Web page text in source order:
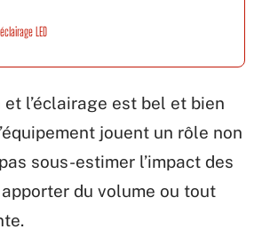
LED
et l’éclairage est bel et bien
jouent un rôle non
sous-estimer l’impact des
du volume ou tout